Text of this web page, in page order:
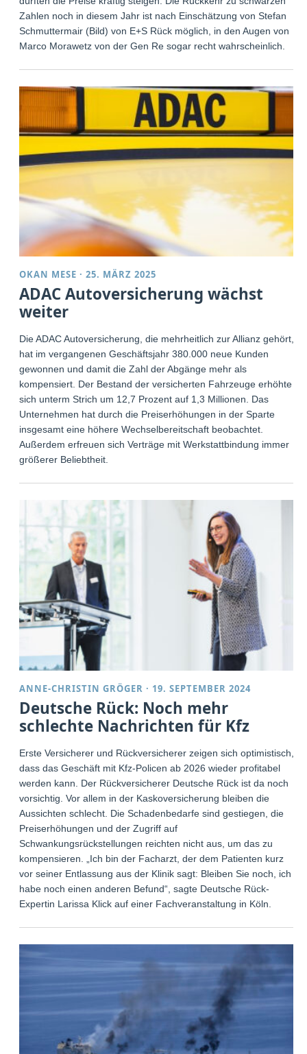
Zahlen noch in diesem Jahr ist nach Einschätzung von Stefan
Schmuttermair (Bild) von E+S Rück möglich, in den Augen von
Marco Morawetz von der Gen Re sogar recht wahrscheinlich.
OKAN MESE ·25. MÄRZ 2025
ADAC Autoversicherung wächst
weiter
Die ADAC Autoversicherung, die mehrheitlich zur Allianz gehört,
hat im vergangenen Geschäftsjahr 380.000 neue Kunden
gewonnen und damit die Zahl der Abgänge mehr als
kompensiert. Der Bestand der versicherten Fahrzeuge erhöhte
sich unterm Strich um 12,7 Prozent auf 1,3 Millionen. Das
Unternehmen hat durch die Preiserhöhungen in der Sparte
insgesamt eine höhere Wechselbereitschaft beobachtet.
Außerdem erfreuen sich Verträge mit Werkstattbindung immer
größerer Beliebtheit.
ANNE-CHRISTIN GRÖGER · 19. SEPTEMBER 2024
Deutsche Rück: Noch mehr
schlechte Nachrichten für Kfz
Erste Versicherer und Rückversicherer zeigen sich optimistisch,
dass das Geschäft mit Kfz-Policen ab 2026 wieder profitabel
werden kann. Der Rückversicherer Deutsche Rück ist da noch
vorsichtig. Vor allem in der Kaskoversicherung bleiben die
Aussichten schlecht. Die Schadenbedarfe sind gestiegen, die
Preiserhöhungen und der Zugriff auf
Schwankungsrückstellungen reichten nicht aus, um das zu
kompensieren. „Ich bin der Facharzt, der dem Patienten kurz
vor seiner Entlassung aus der Klinik sagt: Bleiben Sie noch, ich
habe noch einen anderen Befund“, sagte Deutsche Rück-
Expertin Larissa Klick auf einer Fachveranstaltung in Köln.